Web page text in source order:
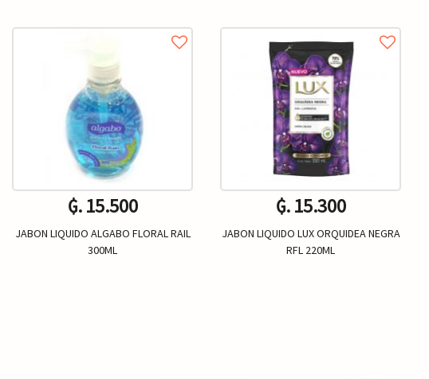
₲. 15.500
JABON LIQUIDO ALGABO FLORAL RAIL
300ML
₲. 15.300
JABON LIQUIDO LUX ORQUIDEA NEGRA
RFL 220ML